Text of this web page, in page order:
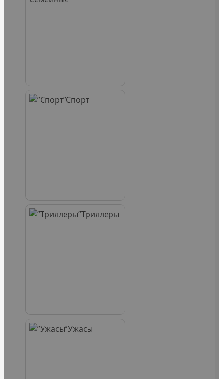
Спорт
Триллеры
Ужасы